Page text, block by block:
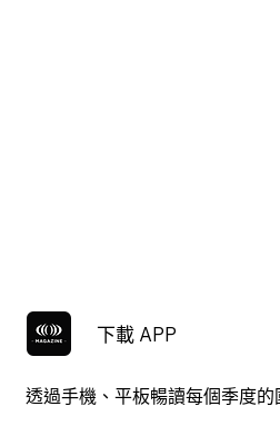
下載 APP
透過手機、平板暢讀每個季度的